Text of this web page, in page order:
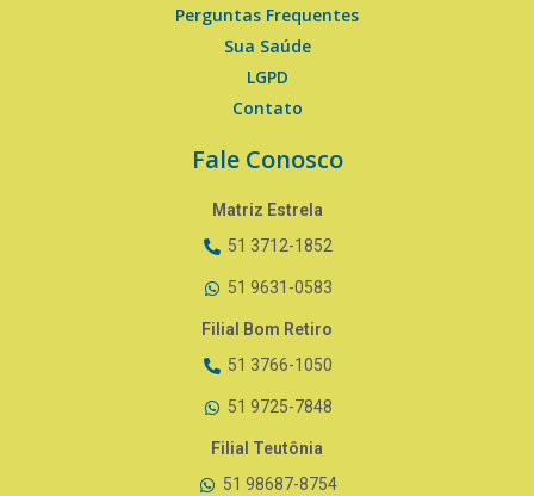
Perguntas Frequentes
Sua Saúde
LGPD
Contato
Fale Conosco
Matriz Estrela
51 3712-1852
51 9631-0583
Filial Bom Retiro
51 3766-1050
51 9725-7848
Filial Teutônia
51 98687-8754